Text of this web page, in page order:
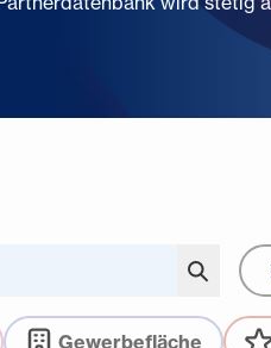
Gewerbefläche